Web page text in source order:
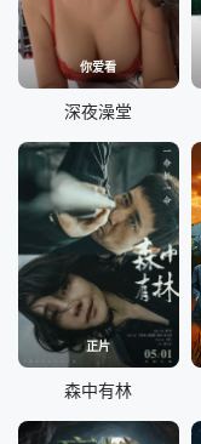
你爱看
深夜澡堂
正片
森中有林